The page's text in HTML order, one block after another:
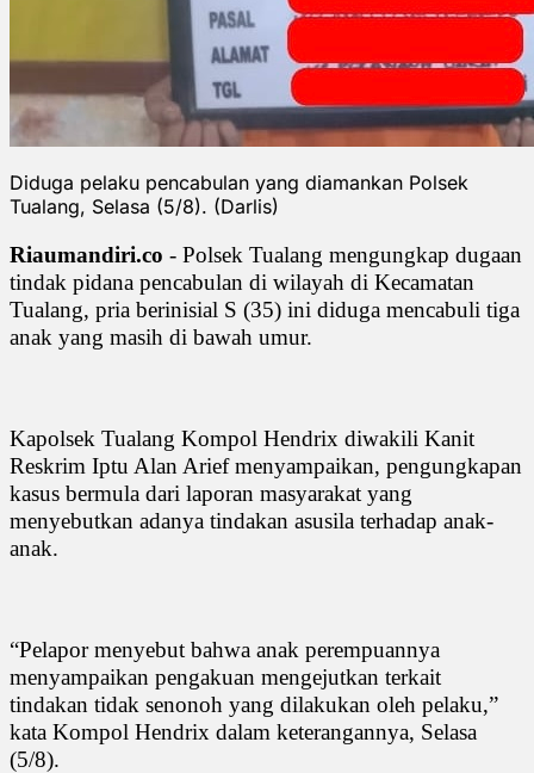
Diduga pelaku pencabulan yang diamankan Polsek
Tualang, Selasa (5/8). (Darlis)
Riaumandiri.co - Polsek Tualang mengungkap dugaan
tindak pidana pencabulan di wilayah di Kecamatan
Tualang, pria berinisial S (35) ini diduga mencabuli tiga
anak yang masih di bawah umur.
Kapolsek Tualang Kompol Hendrix diwakili Kanit
Reskrim Iptu Alan Arief menyampaikan, pengungkapan
kasus bermula dari laporan masyarakat yang
menyebutkan adanya tindakan asusila terhadap anak-
anak.
“Pelapor menyebut bahwa anak perempuannya
menyampaikan pengakuan mengejutkan terkait
tindakan tidak senonoh yang dilakukan oleh pelaku,”
kata Kompol Hendrix dalam keterangannya, Selasa
(5/8).